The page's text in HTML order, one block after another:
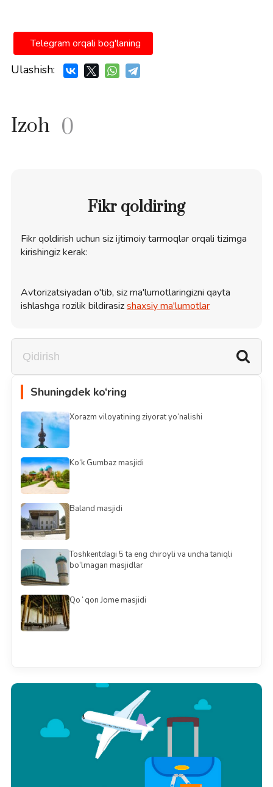
Telegram orqali bog'laning
Ulashish:
Izoh 0
Fikr qoldiring
Fikr qoldirish uchun siz ijtimoiy tarmoqlar orqali tizimga
kirishingiz kerak:
Avtorizatsiyadan o'tib, siz ma'lumotlaringizni qayta
ishlashga rozilik bildirasizshaxsiy ma'lumotlar
Shuningdek ko‘ring
Xorazm viloyatining ziyorat yo‘nalishi
Ko‘k Gumbaz masjidi
Baland masjidi
Toshkentdagi 5 ta eng chiroyli va uncha taniqli
bo‘lmagan masjidlar
Qoʻqon Jome masjidi